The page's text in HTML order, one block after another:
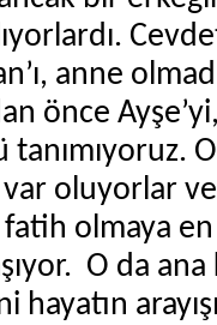
anne
önce
tanımıyoruz.
oluyorlar
olmaya en
O da
hayatın